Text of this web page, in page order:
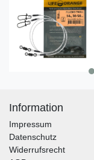
Information
Impressum
Datenschutz
Widerrufsrecht